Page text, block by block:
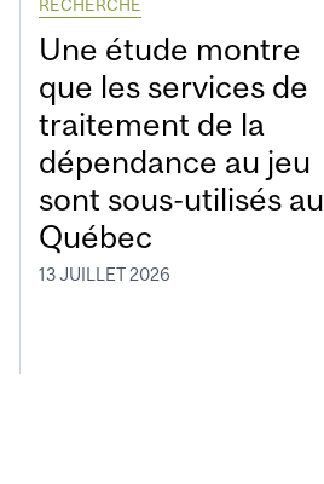
RECHERCHE
Une étude montre
que les services de
traitement de la
dépendance au jeu
sont sous-utilisés au
Québec
13 JUILLET 2026